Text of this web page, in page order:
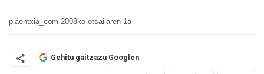
plaentxia_com 2008ko otsailaren 1a
Gehitu gaitzazu Googlen